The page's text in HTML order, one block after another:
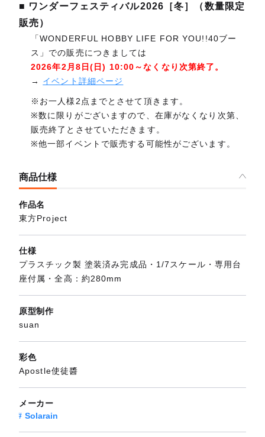
■ ワンダーフェスティバル2026［冬］（数量限定
販売）
「WONDERFUL HOBBY LIFE FOR YOU!!40ブー
ス」での販売につきましては
2026年2月8日(日) 10:00～なくなり次第終了。
→ イベント詳細ページ
※お一人様2点までとさせて頂きます。
※数に限りがございますので、在庫がなくなり次第、
販売終了とさせていただきます。
※他一部イベントで販売する可能性がございます。
商品仕様
作品名
東方Project
仕様
プラスチック製 塗装済み完成品・1/7スケール・専用台
座付属・全高：約280mm
原型制作
suan
彩色
Apostle使徒醬
メーカー
Solarain